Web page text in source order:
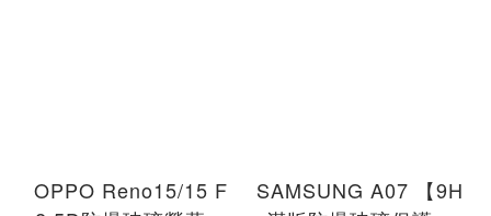
OPPO Reno15/15 F
SAMSUNG A07 【9H